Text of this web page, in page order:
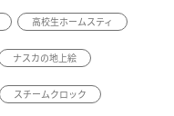
高校生ホームスティ
ナスカの地上絵
スチームクロック